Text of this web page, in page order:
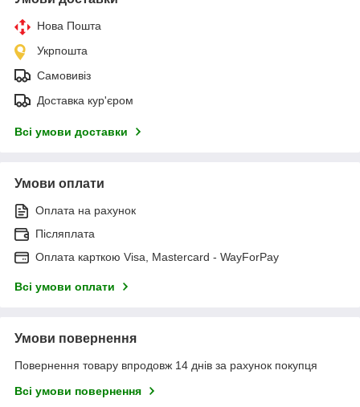
Нова Пошта
Укрпошта
Самовивіз
Доставка кур'єром
Всі умови доставки
Умови оплати
Оплата на рахунок
Післяплата
Оплата карткою Visa, Mastercard - WayForPay
Всі умови оплати
Умови повернення
Повернення товару впродовж 14 днів за рахунок покупця
Всі умови повернення